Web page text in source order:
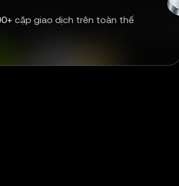
cặp giao dịch trên toàn thế